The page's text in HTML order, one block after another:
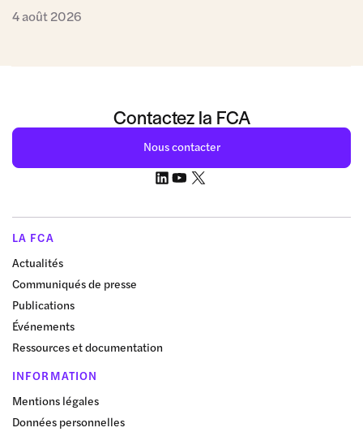
4 août 2026
Contactez la FCA
Nous contacter
LA FCA
Actualités
Communiqués de presse
Publications
Événements
Ressources et documentation
INFORMATION
Mentions légales
Données personnelles